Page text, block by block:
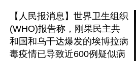
【人民报消息】世界卫生组织
(WHO)报告称，刚果民主共
和国和乌干达爆发的埃博拉病
毒疫情已导致近600例疑似病